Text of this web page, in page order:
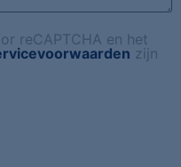
reCAPTCHA en het
zijn